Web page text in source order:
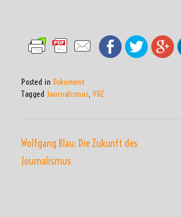
Posted in Dokument
Tagged Journalismus VDZ
Wolfgang Blau: Die Zukunft des
Journalismus